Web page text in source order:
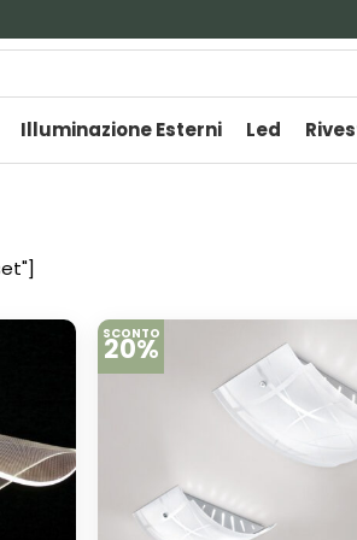
Illuminazione Esterni Led
SCONTO
20%